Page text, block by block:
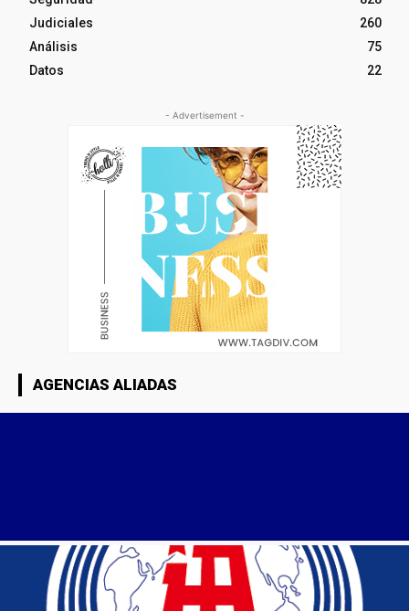
Judiciales
260
Análisis
75
Datos
22
- Advertisement -
AGENCIAS ALIADAS